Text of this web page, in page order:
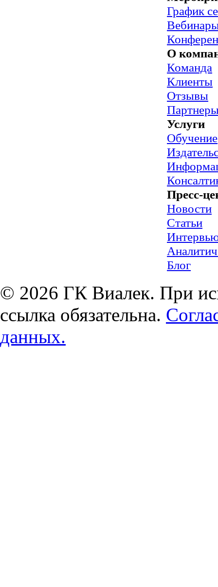
График
О
Команда
Клиенты
Отзывы
Услуги
Обучение
Пресс-
Новости
Статьи
Блог
© 2026 ГК Виалек. При
ссылка обязательна.
данных.